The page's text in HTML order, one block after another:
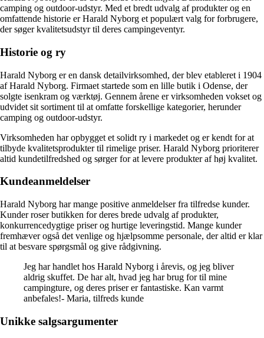
camping og outdoor-udstyr. Med et bredt udvalg af produkter og en
omfattende historie er Harald Nyborg et populært valg for forbrugere,
der søger kvalitetsudstyr til deres campingeventyr.
Historie og ry
Harald Nyborg er en dansk detailvirksomhed, der blev etableret i 1904
af Harald Nyborg. Firmaet startede som en lille butik i Odense, der
solgte isenkram og værktøj. Gennem årene er virksomheden vokset og
udvidet sit sortiment til at omfatte forskellige kategorier, herunder
camping og outdoor-udstyr.
Virksomheden har opbygget et solidt ry i markedet og er kendt for at
tilbyde kvalitetsprodukter til rimelige priser. Harald Nyborg prioriterer
altid kundetilfredshed og sørger for at levere produkter af høj kvalitet.
Kundeanmeldelser
Harald Nyborg har mange positive anmeldelser fra tilfredse kunder.
Kunder roser butikken for deres brede udvalg af produkter,
konkurrencedygtige priser og hurtige leveringstid. Mange kunder
fremhæver også det venlige og hjælpsomme personale, der altid er klar
til at besvare spørgsmål og give rådgivning.
Jeg har handlet hos Harald Nyborg i årevis, og jeg bliver
aldrig skuffet. De har alt, hvad jeg har brug for til mine
campingture, og deres priser er fantastiske. Kan varmt
anbefales!- Maria, tilfreds kunde
Unikke salgsargumenter